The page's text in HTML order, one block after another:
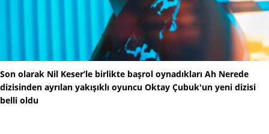
Son olarak Nil Keser’le birlikte başrol oynadıkları Ah Nerede
dizisinden ayrılan yakışıklı oyuncu Oktay Çubuk'un yeni dizisi
belli oldu